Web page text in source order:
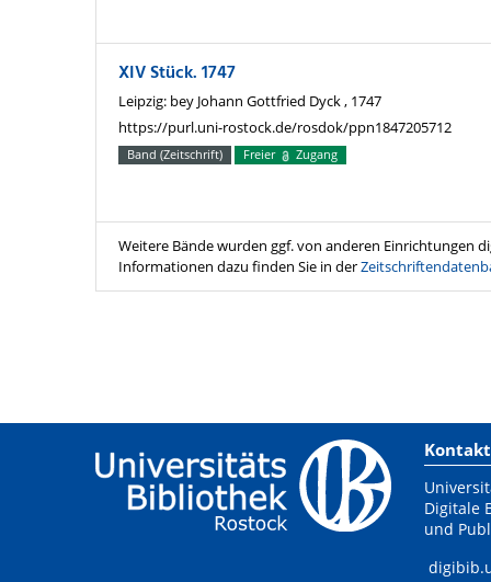
XIV Stück. 1747
Leipzig: bey Johann Gottfried Dyck , 1747
https://purl.uni-rostock.de/rosdok/ppn1847205712
Band (Zeitschrift) Freier Zugang
Weitere Bände wurden ggf. von anderen Einrichtungen
Informationen dazu finden Sie in der
Kontakt
Digitale
und